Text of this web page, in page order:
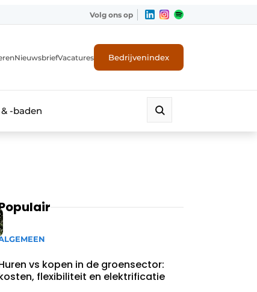
Volg ons op
NieuwsbriefVacatures Bedrijvenindex
-baden
vs kopen in de groensector:
flexibiliteit en elektrificatie